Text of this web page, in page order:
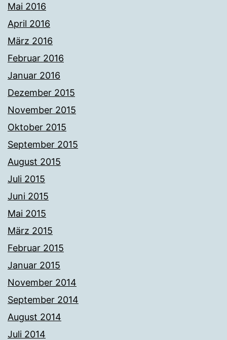
Mai 2016
April 2016
März 2016
Februar 2016
Januar 2016
Dezember 2015
November 2015
Oktober 2015
September 2015
August 2015
Juli 2015
Juni 2015
Mai 2015
März 2015
Februar 2015
Januar 2015
November 2014
September 2014
August 2014
Juli 2014